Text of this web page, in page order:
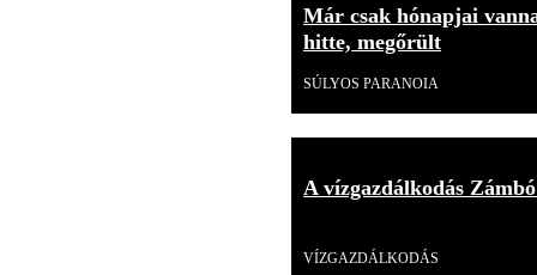
Már csak hónapjai
hitte, megőrült
SÚLYOS PARANOIA
A vízgazdálkodás
VÍZGAZDÁLKODÁS